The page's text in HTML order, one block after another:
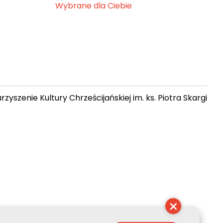
Wybrane dla Ciebie
Kultury Chrześcijańskiej im. ks. Piotra Skargi
×